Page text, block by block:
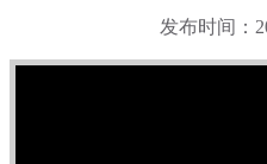
发布时间：